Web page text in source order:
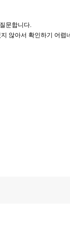
문합니다.
않아서 확인하기 어렵